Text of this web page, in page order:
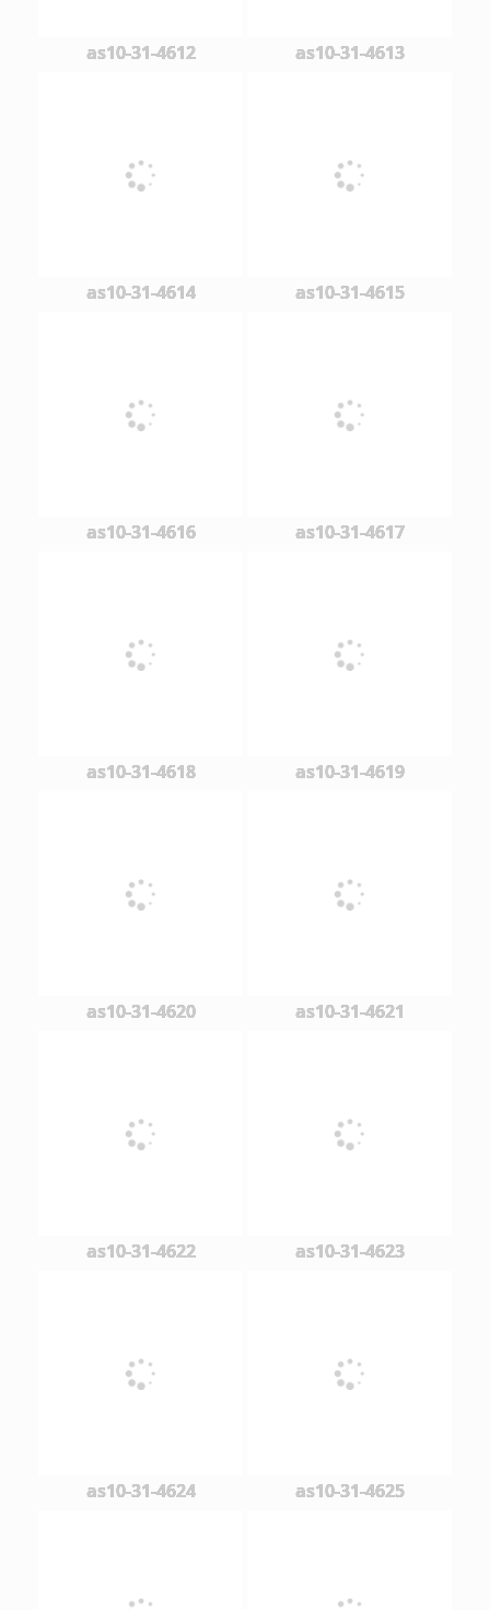
as10-31-4612 as10-31-4613
as10-31-4614 as10-31-4615
as10-31-4616 as10-31-4617
as10-31-4618 as10-31-4619
as10-31-4620 as10-31-4621
as10-31-4622 as10-31-4623
as10-31-4624 as10-31-4625